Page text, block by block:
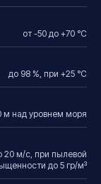
от -50 до +70 °С
до 98 %, при +25 °С
м над уровнем моря
20 м/с, при пылевой
до 5 гр/м³